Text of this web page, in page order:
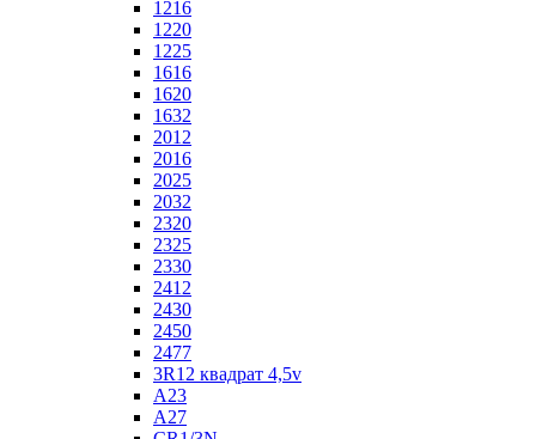
1216
1220
1225
1616
1620
1632
2012
2016
2025
2032
2320
2325
2330
2412
2430
2450
2477
3R12 квадрат 4,5v
A23
A27